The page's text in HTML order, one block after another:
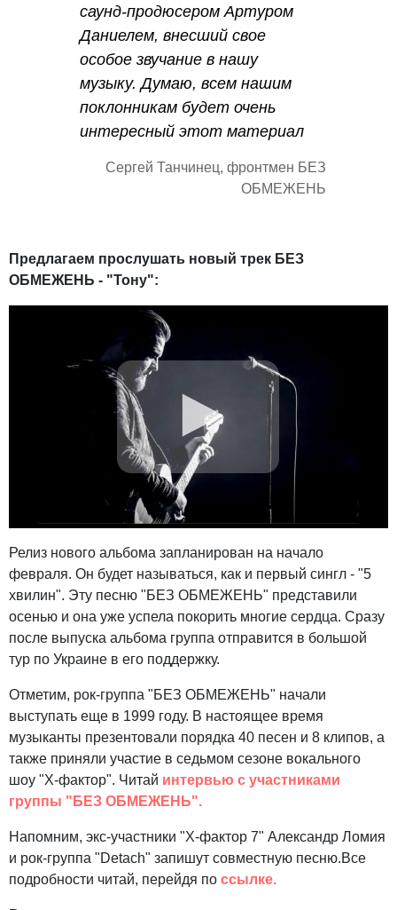
саунд-продюсером Артуром
Даниелем, внесший свое
особое звучание в нашу
музыку. Думаю, всем нашим
поклонникам будет очень
интересный этот материал
Сергей Танчинец, фронтмен БЕЗ
ОБМЕЖЕНЬ
Предлагаем прослушать новый трек БЕЗ
ОБМЕЖЕНЬ - "Тону":
Релиз нового альбома запланирован на начало
февраля. Он будет называться, как и первый сингл - "5
хвилин". Эту песню "БЕЗ ОБМЕЖЕНЬ" представили
осенью и она уже успела покорить многие сердца. Сразу
после выпуска альбома группа отправится в большой
тур по Украине в его поддержку.
Отметим, рок-группа "БЕЗ ОБМЕЖЕНЬ" начали
выступать еще в 1999 году. В настоящее время
музыканты презентовали порядка 40 песен и 8 клипов, а
также приняли участие в седьмом сезоне вокального
шоу "Х-фактор". Читай интервью с участниками
группы "БЕЗ ОБМЕЖЕНЬ".
Напомним, экс-участники "Х-фактор 7" Александр Ломия
и рок-группа "Detach" запишут совместную песню.Все
подробности читай, перейдя по ссылке.